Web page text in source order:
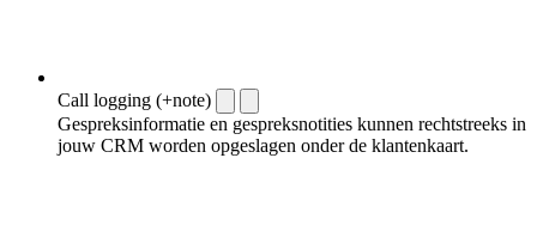
Call logging (+note)
Gespreksinformatie en gespreksnotities kunnen rechtstreeks in
jouw CRM worden opgeslagen onder de klantenkaart.